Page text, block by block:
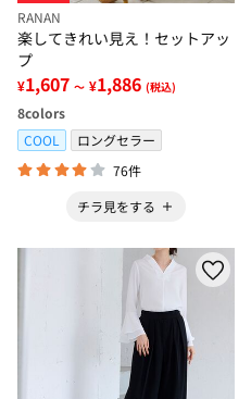
RANAN
楽してきれい見え！セットアッ
プ
¥1,607 ～ ¥1,886 (税込)
8colors
COOL
ロングセラー
76件
チラ見をする